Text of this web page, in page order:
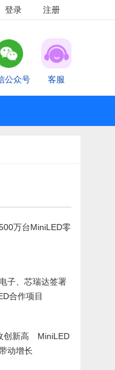
登录 注册
公众号 客服
万台MiniLED零
子、芯瑞达签署
合作项目
创新高 MiniLED
动增长